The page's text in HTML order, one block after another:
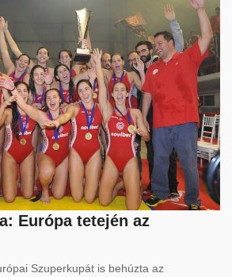
Európa tetején az
Szuperkupát is behúzta az